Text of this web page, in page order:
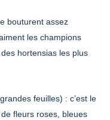
bouturent assez
les champions
hortensias les plus
feuilles) : c’est le
fleurs roses, bleues